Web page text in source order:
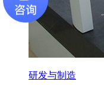
研发与制造